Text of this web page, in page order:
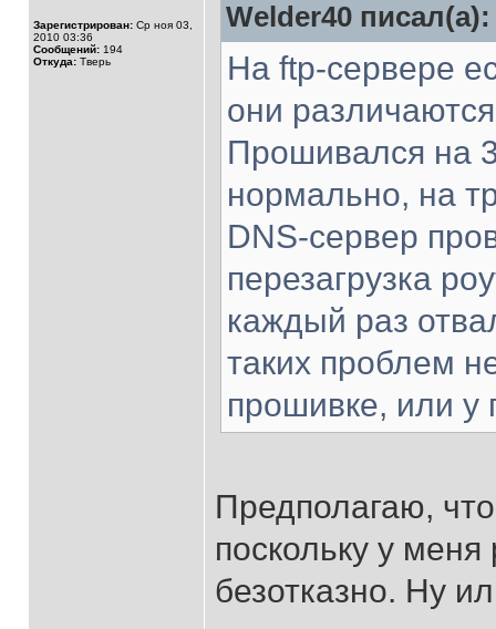
Зарегистрирован: Ср ноя 03,
2010 03:36
Сообщений: 194
Откуда: Тверь
Welder40 писал(а):
На ftp-сервере
они
Прошивался на
нормально, на
DNS-сервер
перезагрузка
каждый раз
таких проблем
прошивке, или у
Предполагаю,
поскольку у
безотказно. Ну